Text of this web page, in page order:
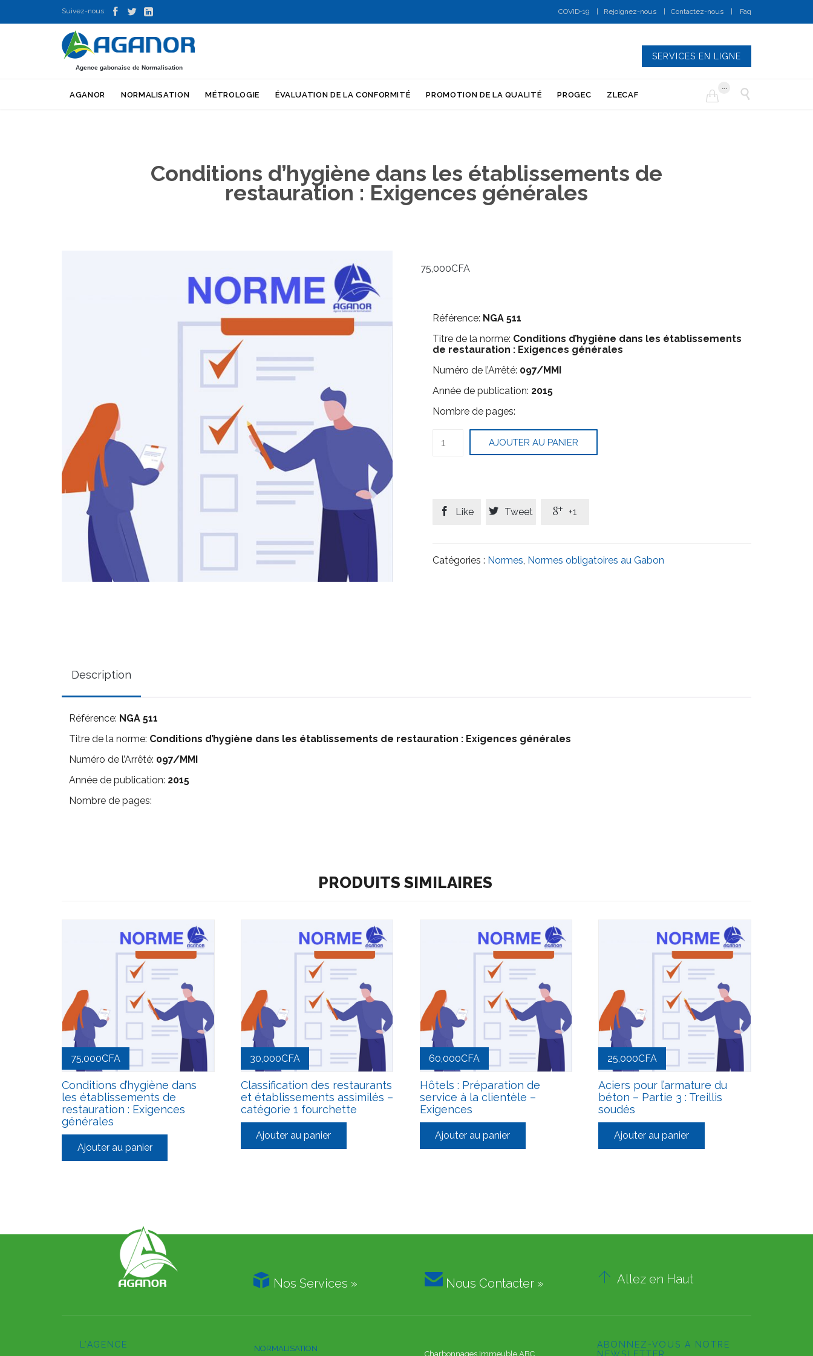
Suivez-nous:    COVID-19 Rejoignez-nous Contactez-nous Faq
Agence gabonaise de Normalisation
SERVICES EN LIGNE
to
AGANOR NORMALISATION MÉTROLOGIE ÉVALUATION DE LA CONFORMITÉ PROMOTION DE LA QUALITÉ PROGEC ZLECAF 
...

Conditions d’hygiène dans les établissements de
restauration : Exigences générales
75,000CFA
Référence: NGA 511
Titre de la norme: Conditions d’hygiène dans les établissements
de restauration : Exigences générales
Numéro de l’Arrêté: 097/MMI
Année de publication: 2015
Nombre de pages:
de
Conditions
de
générales
AJOUTER AU PANIER
 Like  Tweet  +1
Catégories : Normes Normes obligatoires au Gabon
Description
Référence: NGA 511
Titre de la norme: Conditions d’hygiène dans les établissements de restauration : Exigences générales
Numéro de l’Arrêté: 097/MMI
Année de publication: 2015
Nombre de pages:
PRODUITS SIMILAIRES
75,000CFA
Conditions d’hygiène dans
les établissements de
restauration : Exigences
générales
Ajouter au panier
30,000CFA
Classification des restaurants
et établissements assimilés –
catégorie 1 fourchette
Ajouter au panier
60,000CFA
Hôtels : Préparation de
service à la clientèle –
Exigences
Ajouter au panier
25,000CFA
Aciers pour l’armature du
béton – Partie 3 : Treillis
soudés
Ajouter au panier
 Nos Services »  Nous Contacter »  Allez en Haut
L’AGENCE NORMALISATION
Charbonnages Immeuble ABC
ABONNEZ-VOUS A NOTRE